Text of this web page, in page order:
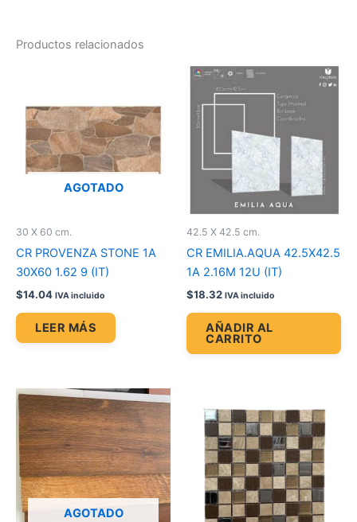
Productos relacionados
AGOTADO
30 X 60 cm.
CR PROVENZA STONE 1A
30X60 1.62 9 (IT)
$14.04 IVA incluido
LEER MÁS
42.5 X 42.5 cm.
CR EMILIA.AQUA 42.5X42.5
1A 2.16M 12U (IT)
$18.32 IVA incluido
AÑADIR AL
CARRITO
AGOTADO